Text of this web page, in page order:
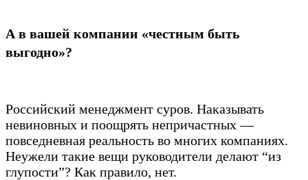
А в вашей компании «честным быть
выгодно»?
Российский менеджмент суров. Наказывать
невиновных и поощрять непричастных —
повседневная реальность во многих компаниях.
Неужели такие вещи руководители делают “из
глупости”? Как правило, нет.